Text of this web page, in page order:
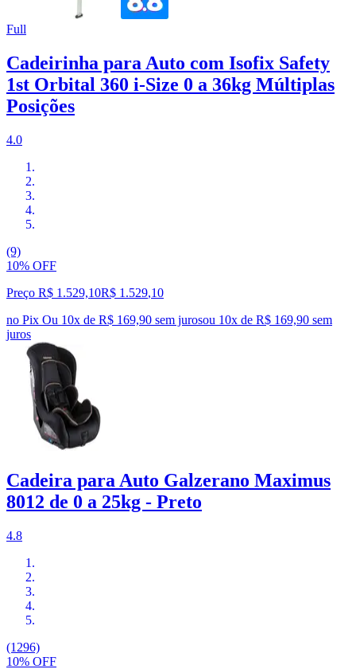
Full
Cadeirinha para Auto com Isofix Safety
1st Orbital 360 i-Size 0 a 36kg Múltiplas
Posições
4.0
(9)
10% OFF
Preço R$ 1.529,10R$ 1.529,10
no Pix Ou 10x de R$ 169,90 sem jurosou 10x de R$ 169,90 sem
juros
Cadeira para Auto Galzerano Maximus
8012 de 0 a 25kg - Preto
4.8
(1296)
10% OFF